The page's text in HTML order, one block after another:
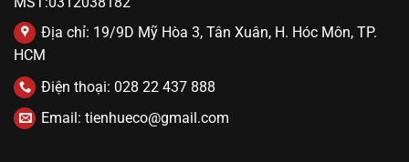
Địa chỉ: 19/9D Mỹ Hòa 3, Tân Xuân, H. Hóc Môn, TP.
HCM
Điện thoại: 028 22 437 888
Email: tienhueco@gmail.com